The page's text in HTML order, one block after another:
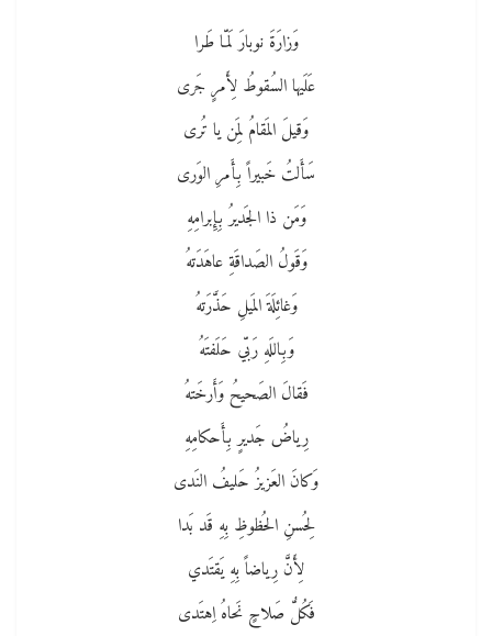
وَزارَةَ نوبارَ لَمّا طَرا
عَلَيها السُقوطُ لِأَمرٍ جَرى
وَقيلَ المَقامُ لِمَن يا تُرى
سَأَلتُ خَبيراً بِأَمرِ الوَرى
وَمَن ذا الجَديرُ بِإِبرامِهِ
وَقَولُ الصَداقَةِ عاهَدَتهُ
وَغائِلَةَ المَيلِ حَذَّرَتهُ
وَبِاللَهِ رَبّي حَلَفتَهُ
فَقالَ الصَحيحُ وَأَرخَتهُ
رِياضُ جَديرٍ بِأَحكامِهِ
وَكانَ العَزيزُ حَليفُ النَدى
لِحُسنِ الحُظوظِ بِهِ قَد بَدا
لِأَنَّ رِياضاً بِهِ يَقتَدي
فَكُلُّ صَلاحٍ نَحاهُ اِهتَدى